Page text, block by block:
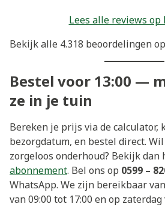
Lees alle reviews op
Bekijk alle 4.318 beoordelingen
Bestel voor 13:00 —
ze in je tuin
Bereken je prijs via de calculator,
bezorgdatum, en bestel direct.
zorgeloos onderhoud? Bekijk dan
abonnement. Bel ons op 0599 –
WhatsApp. We zijn bereikbaar
van 09:00 tot 17:00 en op zaterdag